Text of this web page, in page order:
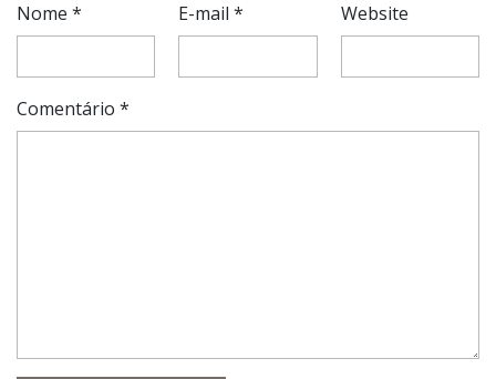
Nome * E-mail* Website
Comentário *